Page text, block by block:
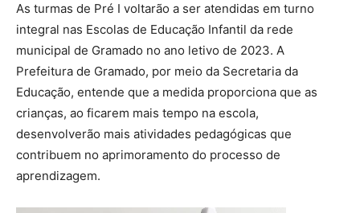
As turmas de Pré I voltarão a ser atendidas em turno
integral nas Escolas de Educação Infantil da rede
municipal de Gramado no ano letivo de 2023. A
Prefeitura de Gramado, por meio da Secretaria da
Educação, entende que a medida proporciona que as
crianças, ao ficarem mais tempo na escola,
desenvolverão mais atividades pedagógicas que
contribuem no aprimoramento do processo de
aprendizagem.